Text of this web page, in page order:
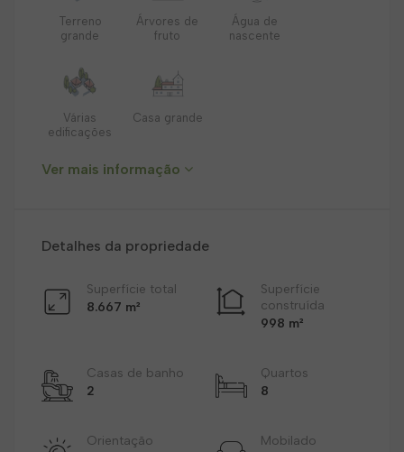
Terreno
grande
Árvores de
fruto
Água de
nascente
Várias
edificações
Casa grande
Ver mais informação
Detalhes da propriedade
Superfície total
8.667 m²
Superfície
construída
998 m²
Casas de banho
2
Quartos
8
Orientação
Mobilado